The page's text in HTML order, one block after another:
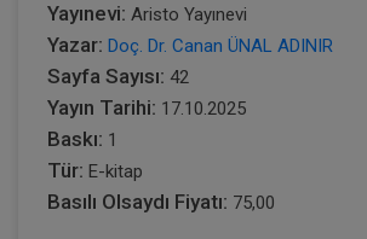
Yayınevi: Aristo Yayınevi
Yazar: Doç. Dr. Canan ÜNAL ADINIR
Sayfa Sayısı: 42
Yayın Tarihi: 17.10.2025
Baskı: 1
Tür: E-kitap
Basılı Olsaydı Fiyatı: 75,00